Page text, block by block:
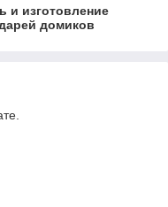
и изготовление
домиков